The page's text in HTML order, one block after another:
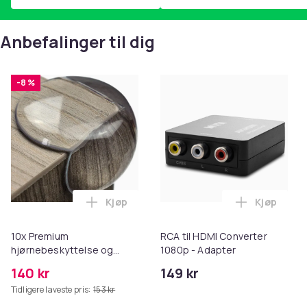
Anbefalinger til dig
-8 %
10x Premium
hjørnebeskyttelse og
140 kr
Tidligere laveste pris: 153 kr
Legg 10x Premium hjørnebeskyttelse
Kjøp
RCA til HDMI Converter
1080p - Adapter
149 kr
Legg
Kjøp